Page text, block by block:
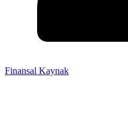
Finansal Kaynak